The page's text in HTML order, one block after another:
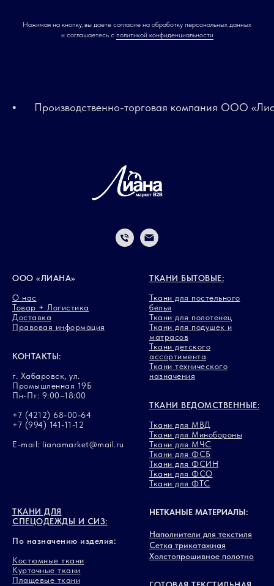
Нажимая на кнопку, вы даете согласие на обработку персональных данных
и соглашаетесь c политикой конфиденциальности
Производственно-торговая компания ООО
ООО «ЛИАНА»
О нас
Товар + Логистика
Доставка
Правовая информация
КОНТАКТЫ:
г. Хабаровск, ул.
Промышленная 19Б
Пн-Пт: 9:00–18:00
+7 (4212) 68-00-64
+7 (994) 141-11-12
E-mail: lianamarket@mail.ru
ТКАНИ БЫТОВЫЕ:
Ткани для постельного
белья
Ткани для полотенец
Ткани для подушек и
матрасов
Ткани детского
ассортимента
Ткани технического
назначения
ТКАНИ ВЕДОМСТВЕННЫЕ:
Ткани для МВД
Ткани для Минобороны
Ткани для МЧС
Ткани для ФСБ
Ткани для ФСИН
Ткани для ФСО
Ткани для ФТС
ТКАНИ ДЛЯ
СПЕЦОДЕЖДЫ И СИЗ:
По назначению изделия:
Костюмные ткани
Курточные ткани
Плащевые ткани
НЕТКАНЫЕ МАТЕРИАЛЫ:
Наполнители для текстиля
Сетка трикотажная
Холстопрошивное полотно